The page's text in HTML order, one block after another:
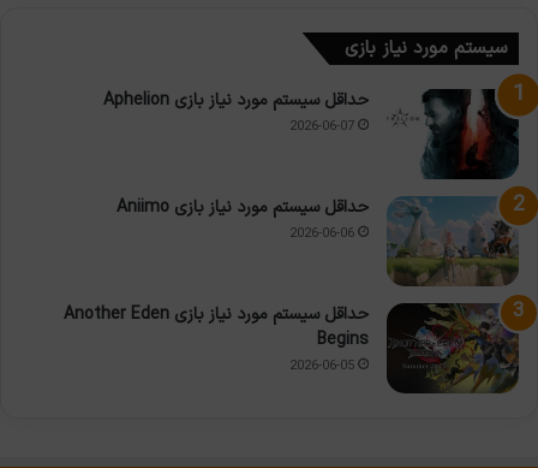
سیستم مورد نیاز بازی
حداقل سیستم مورد نیاز بازی Aphelion
2026-06-07
حداقل سیستم مورد نیاز بازی Aniimo
2026-06-06
حداقل سیستم مورد نیاز بازی Another Eden
Begins
2026-06-05